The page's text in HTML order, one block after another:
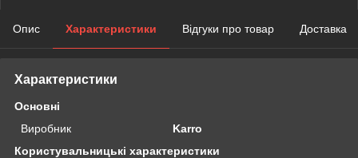
Опис Характеристики Відгуки про товар Доставка
Характеристики
Основні
Виробник
Karro
Користувальницькі характеристики